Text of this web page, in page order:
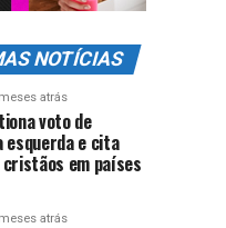
NOTÍCIAS
atrás
voto de
esquerda e cita
em países
atrás